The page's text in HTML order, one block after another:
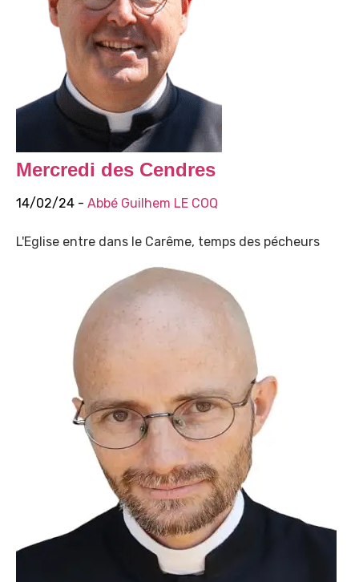
Mercredi des Cendres
14/02/24 - Abbé Guilhem LE COQ
L'Eglise entre dans le Carême, temps des pécheurs